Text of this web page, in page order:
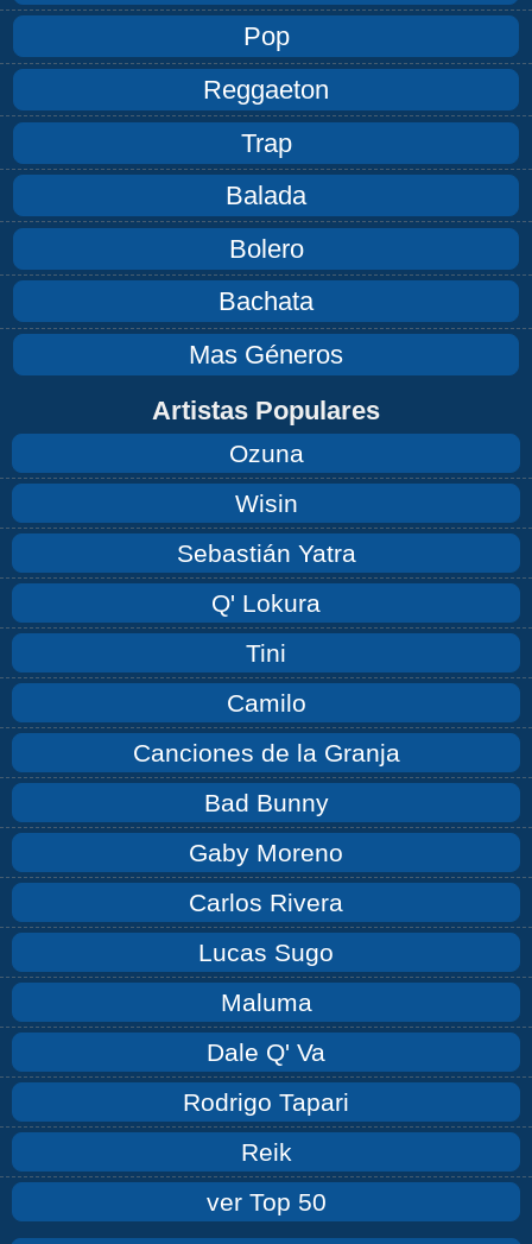
Pop
Reggaeton
Trap
Balada
Bolero
Bachata
Mas Géneros
Artistas Populares
Ozuna
Wisin
Sebastián Yatra
Q' Lokura
Tini
Camilo
Canciones de la Granja
Bad Bunny
Gaby Moreno
Carlos Rivera
Lucas Sugo
Maluma
Dale Q' Va
Rodrigo Tapari
Reik
ver Top 50